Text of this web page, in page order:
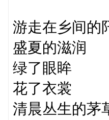
游走在乡间的
盛夏的滋润
绿了眼眸
花了衣裳
清晨丛生的茅